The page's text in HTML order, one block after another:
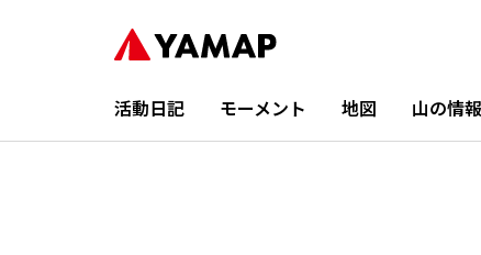
活動日記 モーメント 地図 山の情報